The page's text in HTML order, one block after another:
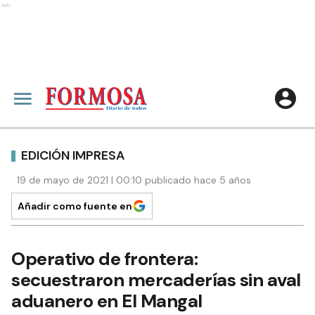
Ads
EDICIÓN IMPRESA
19 de mayo de 2021 | 00:10 publicado hace 5 años
Añadir como fuente en
Operativo de frontera:
secuestraron mercaderías sin aval
aduanero en El Mangal